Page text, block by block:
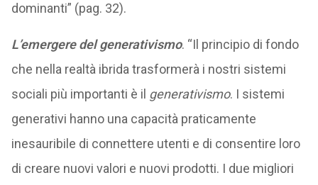
dominanti” (pag. 32).
L’emergere del generativismo. “Il principio di fondo
che nella realtà ibrida trasformerà i nostri sistemi
sociali più importanti è il generativismo. I sistemi
generativi hanno una capacità praticamente
inesauribile di connettere utenti e di consentire loro
di creare nuovi valori e nuovi prodotti. I due migliori